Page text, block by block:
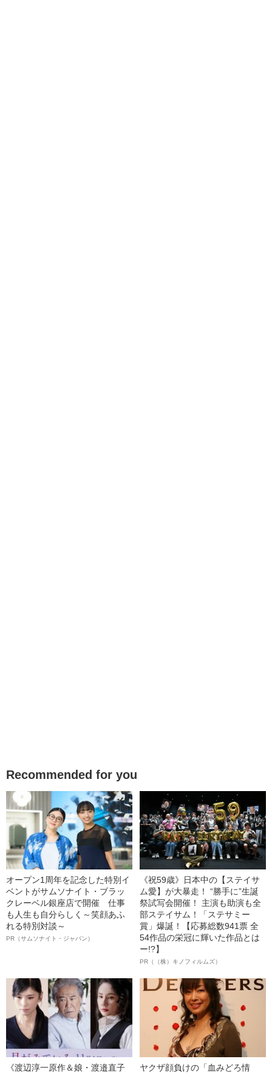
Recommended for you
オープン1周年を記念した特別イ
ベントがサムソナイト・ブラッ
クレーベル銀座店で開催 仕事
も人生も自分らしく～笑顔あふ
れる特別対談～
PR（サムソナイト・ジャパン）
《祝59歳》日本中の【ステイサ
ム愛】が大暴走！ “勝手に”生誕
祭試写会開催！ 主演も助演も全
部ステイサム！「ステサミー
賞」爆誕！【応募総数941票 全
54作品の栄冠に輝いた作品とは
ー!?】
PR（（株）キノフィルムズ）
《渡辺淳一原作＆娘・渡邉直子 ヤクザ顔負けの「血みどろ情